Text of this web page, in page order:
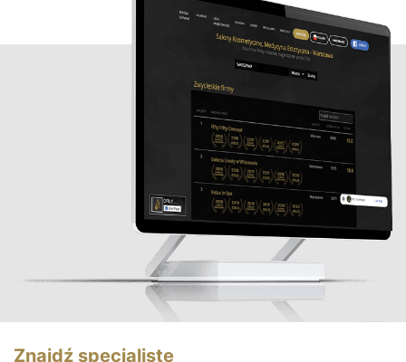
Znajdź specjalistę